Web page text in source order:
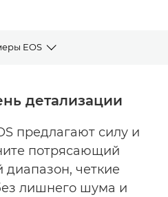
EOS
детализации
предлагают силу и
потрясающий
четкие
лишнего шума и